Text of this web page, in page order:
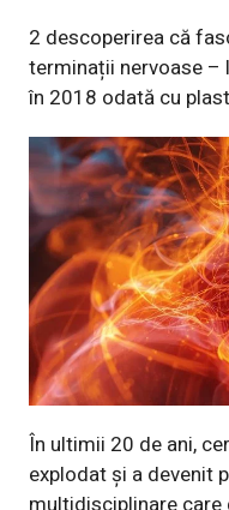
2 descoperirea că
terminații nervoase –
în 2018 odată cu
În ultimii 20 de ani,
explodat și a devenit